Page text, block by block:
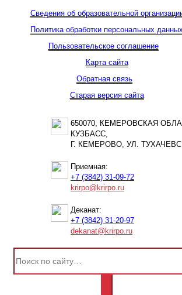
Сведения об образовательной
Политика обработки персональных
Пользовательское соглашение
Карта сайта
Обратная связь
Старая версия сайта
650070, КЕМЕРОВСКАЯ
КУЗБАСС,
Г. КЕМЕРОВО, УЛ.
Приемная:
+7 (3842) 31-09-72
krirpo@krirpo.ru
Деканат:
+7 (3842) 31-20-97
dekanat@krirpo.ru